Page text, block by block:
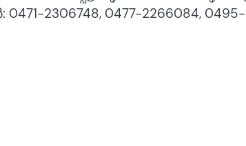
2306748, 0477-2266084, 0495-